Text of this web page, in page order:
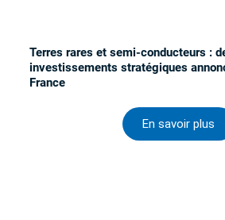
Terres rares et semi-conducteurs :
investissements stratégiques
France
En savoir plus